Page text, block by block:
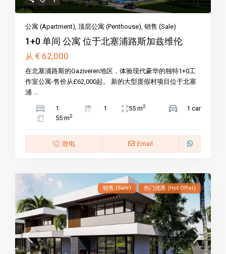
公寓 (Apartment) ,顶层公寓 (Penthouse) ,销售 (Sale)
1+0 单间 公寓 位于北塞浦路斯加兹维伦
从 € 62,000
在北塞浦路斯的Gaziveren地区，体验现代豪华的独特1+0工
作室公寓-售价从£62,000起。 新的大型度假村项目位于北塞
浦 ...
1 1 55 m2
1 car
55 m2
致电 Email
销售 (Sale) 热门优惠 (Hot Offer)